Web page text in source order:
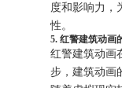
度和影响力，
性。
5. 红警建筑动画
红警建筑动画
步，建筑动画